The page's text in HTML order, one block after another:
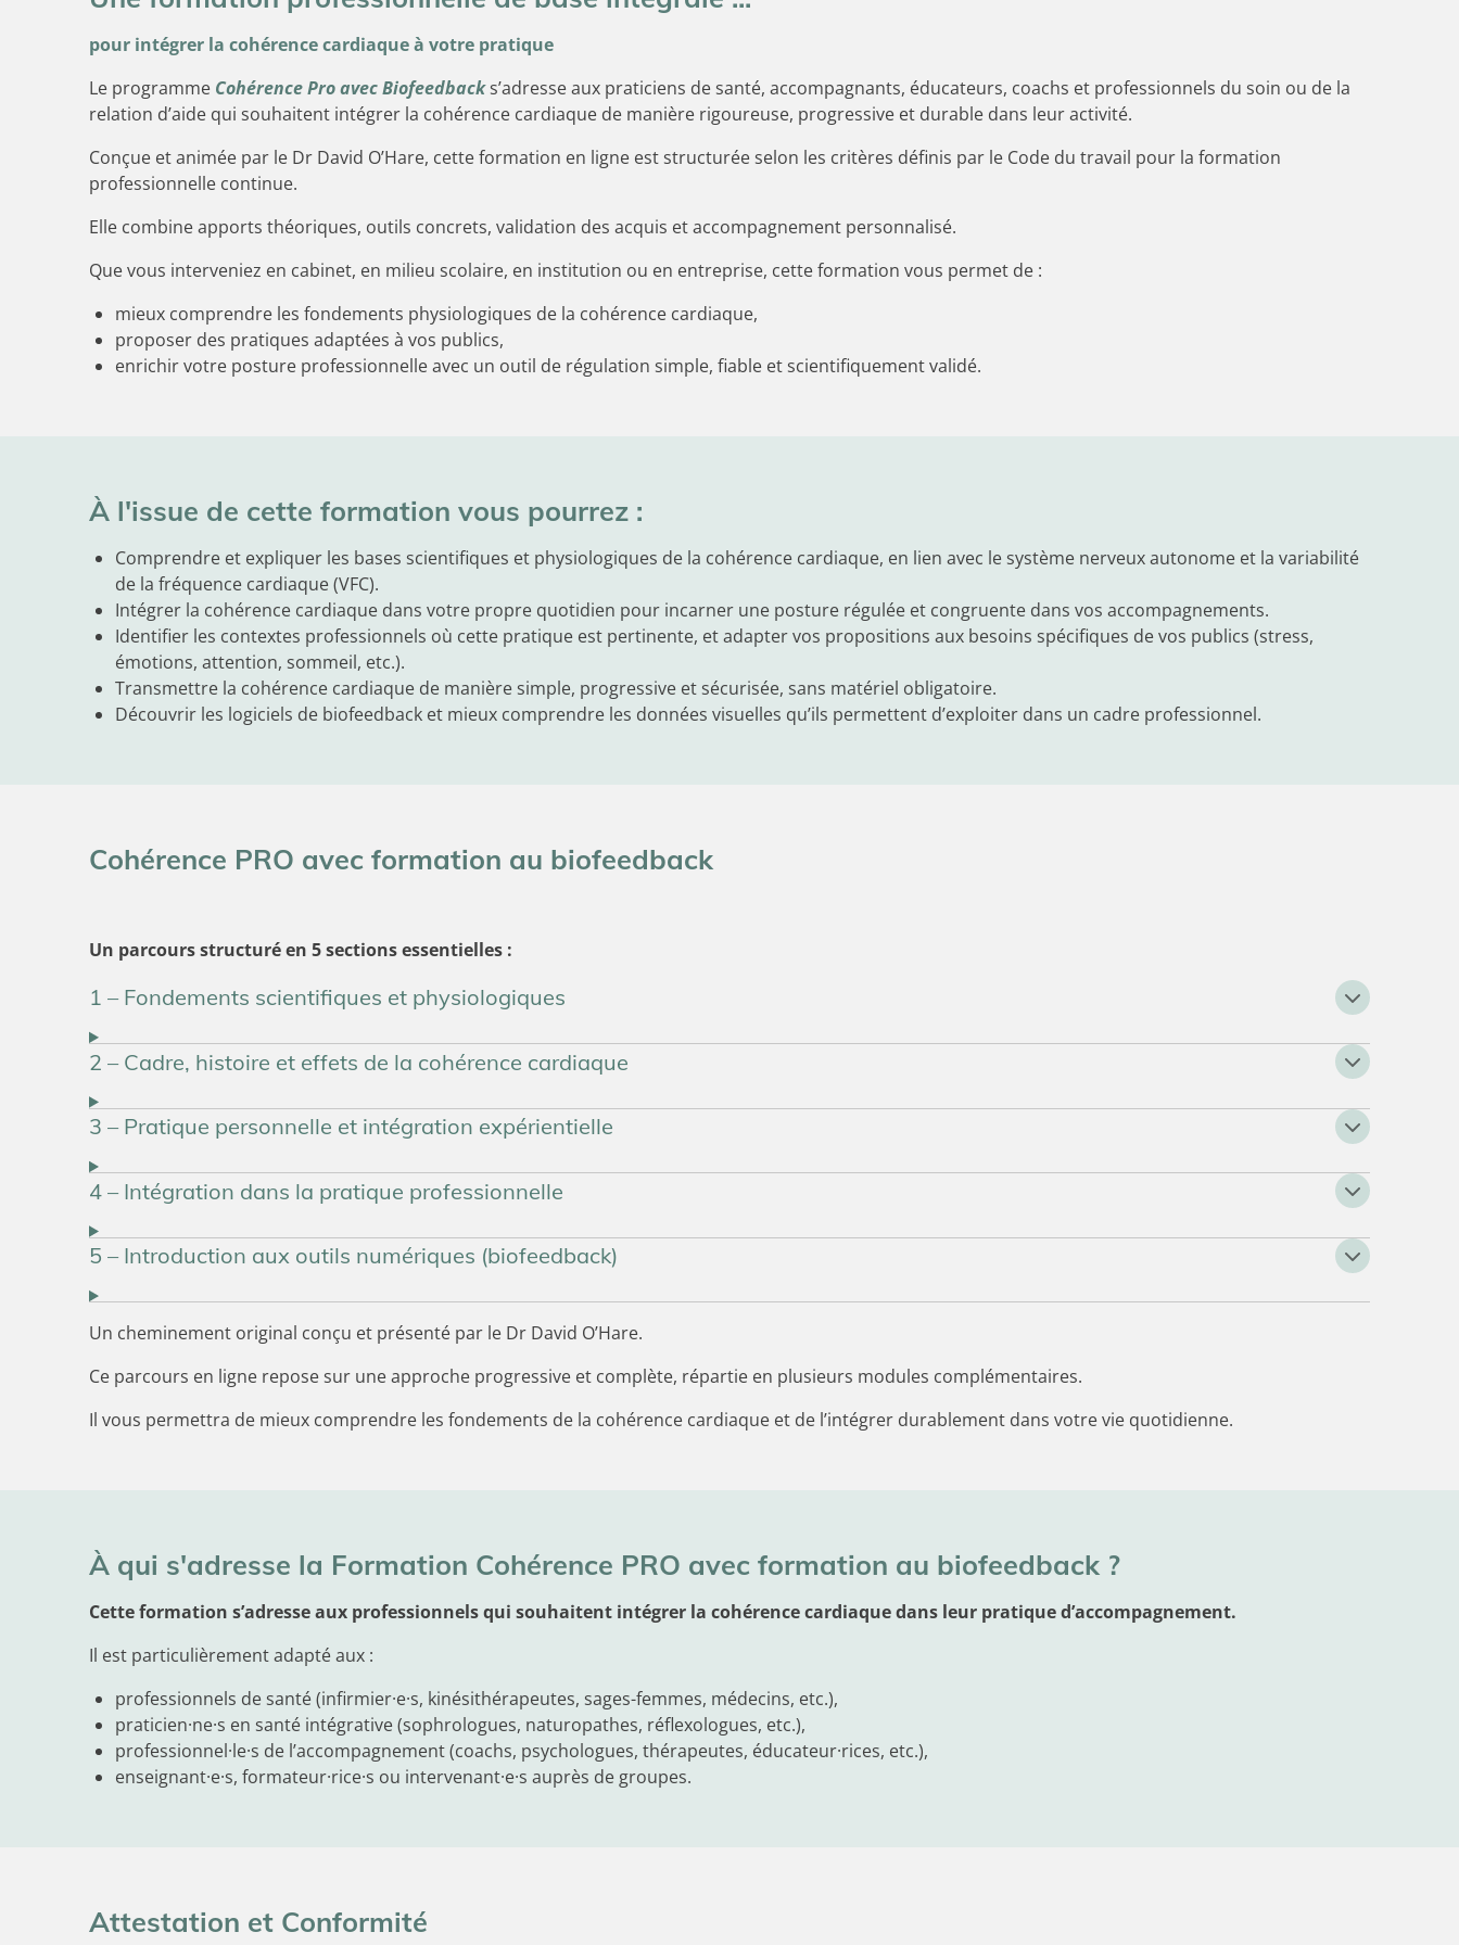
pour intégrer la cohérence cardiaque à votre pratique
Le programme Cohérence Pro avec Biofeedbacks’adresse aux praticiens de santé, accompagnants, éducateurs, coachs et professionnels du soin ou de la
relation d’aide qui souhaitent intégrer la cohérence cardiaque de manière rigoureuse, progressive et durable dans leur activité.
Conçue et animée par le Dr David O’Hare, cette formation en ligne est structurée selon les critères définis par le Code du travail pour la formation
professionnelle continue.
Elle combine apports théoriques, outils concrets, validation des acquis et accompagnement personnalisé.
Que vous interveniez en cabinet, en milieu scolaire, en institution ou en entreprise, cette formation vous permet de :
mieux comprendre les fondements physiologiques de la cohérence cardiaque,
proposer des pratiques adaptées à vos publics,
enrichir votre posture professionnelle avec un outil de régulation simple, fiable et scientifiquement validé.
À l'issue de cette formation vous pourrez :
Comprendre et expliquer les bases scientifiques et physiologiques de la cohérence cardiaque, en lien avec le système nerveux autonome et la variabilité
de la fréquence cardiaque (VFC).
Intégrer la cohérence cardiaque dans votre propre quotidien pour incarner une posture régulée et congruente dans vos accompagnements.
Identifier les contextes professionnels où cette pratique est pertinente, et adapter vos propositions aux besoins spécifiques de vos publics (stress,
émotions, attention, sommeil, etc.).
Transmettre la cohérence cardiaque de manière simple, progressive et sécurisée, sans matériel obligatoire.
Découvrir les logiciels de biofeedback et mieux comprendre les données visuelles qu’ils permettent d’exploiter dans un cadre professionnel.
Cohérence PRO avec formation au biofeedback
Un parcours structuré en 5 sections essentielles :
1 – Fondements scientifiques et physiologiques
2 – Cadre, histoire et effets de la cohérence cardiaque
3 – Pratique personnelle et intégration expérientielle
4 – Intégration dans la pratique professionnelle
5 – Introduction aux outils numériques (biofeedback)
Un cheminement original conçu et présenté par le Dr David O’Hare.
Ce parcours en ligne repose sur une approche progressive et complète, répartie en plusieurs modules complémentaires.
Il vous permettra de mieux comprendre les fondements de la cohérence cardiaque et de l’intégrer durablement dans votre vie quotidienne.
À qui s'adresse la Formation Cohérence PRO avec formation au biofeedback ?
Cette formation s’adresse aux professionnels qui souhaitent intégrer la cohérence cardiaque dans leur pratique d’accompagnement.
Il est particulièrement adapté aux :
professionnels de santé (infirmier·e·s, kinésithérapeutes, sages-femmes, médecins, etc.),
praticien·ne·s en santé intégrative (sophrologues, naturopathes, réflexologues, etc.),
professionnel·le·s de l’accompagnement (coachs, psychologues, thérapeutes, éducateur·rices, etc.),
enseignant·e·s, formateur·rice·s ou intervenant·e·s auprès de groupes.
Attestation et Conformité